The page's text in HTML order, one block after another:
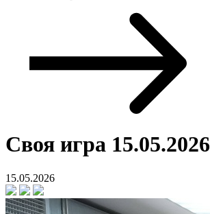
Своя игра 15.05.2026
15.05.2026